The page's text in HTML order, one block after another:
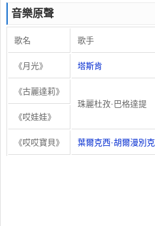
音樂原聲
歌名 歌手
《月光》 塔斯肯
《古麗達莉》
珠麗杜孜·巴格達提
《哎娃娃》
《哎哎寶貝》 葉爾克西·胡爾漫別克